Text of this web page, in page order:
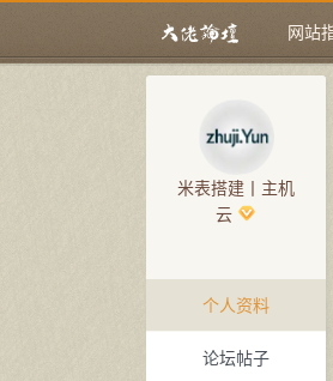
网站
米表搭建丨主机
云
个人资料
论坛帖子